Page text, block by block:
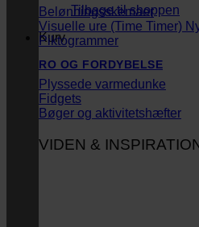
Tilbage til shoppen
Kurv
Belønningsskemaer
Visuelle ure (Time Timer)
Piktogrammer
RO OG FORDYBELSE
Plyssede varmedunke
Fidgets
Bøger og aktivitetshæfter
VIDEN &